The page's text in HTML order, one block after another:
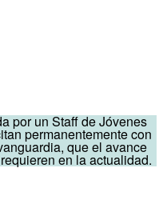
por un Staff de Jóvenes
permanentemente con
que el avance
en la actualidad.